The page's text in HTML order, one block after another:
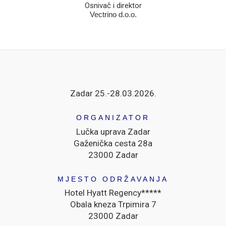
Osnivač i direktor
Vectrino d.o.o.
Zadar 25.-28.03.2026.
ORGANIZATOR
Lučka uprava Zadar
Gaženička cesta 28a
23000 Zadar
MJESTO ODRŽAVANJA
Hotel Hyatt Regency*****
Obala kneza Trpimira 7
23000 Zadar